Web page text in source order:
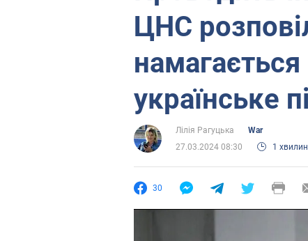
ЦНС
намагається
українське
Лілія Рагуцька
War
27.03.2024 08:30
1
30